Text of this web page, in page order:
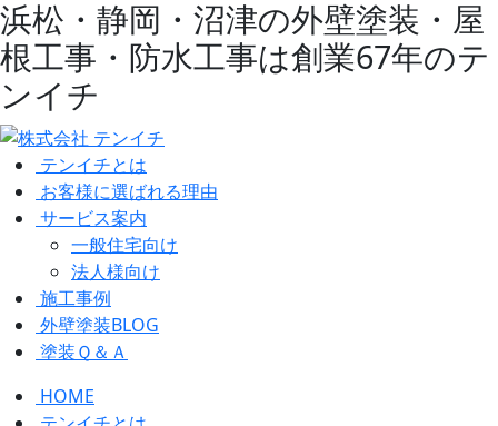
浜松・静岡・沼津の外壁塗装・屋
根工事・防水工事は創業67年のテ
ンイチ
テンイチとは
お客様に選ばれる理由
サービス案内
一般住宅向け
法人様向け
施工事例
外壁塗装BLOG
塗装Ｑ＆Ａ
HOME